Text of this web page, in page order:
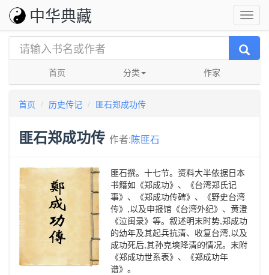
中华典藏
首页 分类 作家
首页 历史传记 匪石郑成功传
匪石郑成功传 作者:陈匪石
匪石撰。十七节。资料大半依据日本
书籍如《郑成功》、《台湾郑氏记
事》、《郑成功传碑》、《野史台湾
传》,以及申报馆《台湾外纪》、黄澄
《泣闽录》等。叙述明末时势,郑成功
的幼年及其起兵抗清、收复台湾,以及
成功死后,其孙克塽降清的情况。末附
《郑成功世系表》、《郑成功年
谱》。